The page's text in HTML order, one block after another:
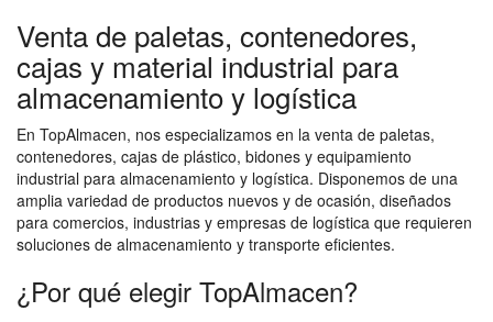
Venta de paletas, contenedores,
cajas y material industrial para
almacenamiento y logística
En TopAlmacen, nos especializamos en la venta de paletas,
contenedores, cajas de plástico, bidones y equipamiento
industrial para almacenamiento y logística. Disponemos de una
amplia variedad de productos nuevos y de ocasión, diseñados
para comercios, industrias y empresas de logística que requieren
soluciones de almacenamiento y transporte eficientes.
¿Por qué elegir TopAlmacen?